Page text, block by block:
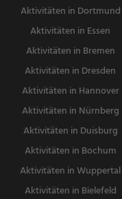
Aktivitäten in Dortmund
Aktivitäten in Essen
Aktivitäten in Bremen
Aktivitäten in Dresden
Aktivitäten in Hannover
Aktivitäten in Nürnberg
Aktivitäten in Duisburg
Aktivitäten in Bochum
Aktivitäten in Wuppertal
Aktivitäten in Bielefeld